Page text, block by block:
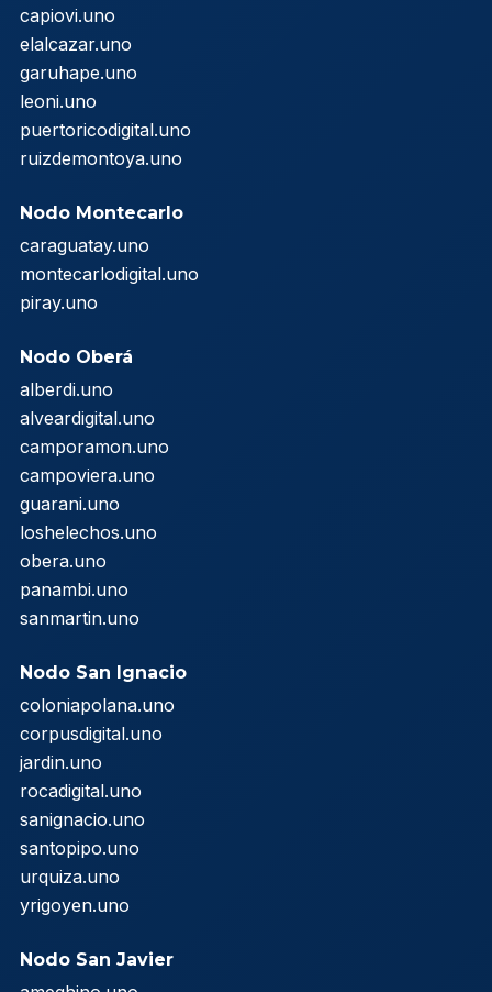
capiovi.uno
elalcazar.uno
garuhape.uno
leoni.uno
puertoricodigital.uno
ruizdemontoya.uno
Nodo Montecarlo
caraguatay.uno
montecarlodigital.uno
piray.uno
Nodo Oberá
alberdi.uno
alveardigital.uno
camporamon.uno
campoviera.uno
guarani.uno
loshelechos.uno
obera.uno
panambi.uno
sanmartin.uno
Nodo San Ignacio
coloniapolana.uno
corpusdigital.uno
jardin.uno
rocadigital.uno
sanignacio.uno
santopipo.uno
urquiza.uno
yrigoyen.uno
Nodo San Javier